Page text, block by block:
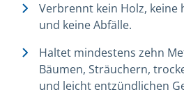
Verbrennt kein Holz, keine
und keine Abfälle.
Haltet mindestens zehn
Bäumen, Sträuchern,
und leicht entzündlichen